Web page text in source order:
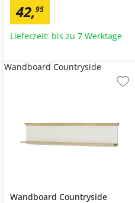
42,95
Lieferzeit: bis zu 7 Werktage
Wandboard Countryside
Wandboard Countryside